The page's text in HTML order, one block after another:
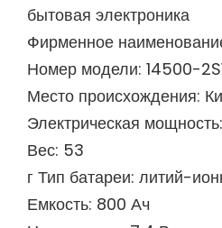
бытовая электроника
Фирменное
Номер модели: 14500-
Место происхождения:
Электрическая
Вес: 53
г Тип батареи: литий-
Емкость: 800 Ач